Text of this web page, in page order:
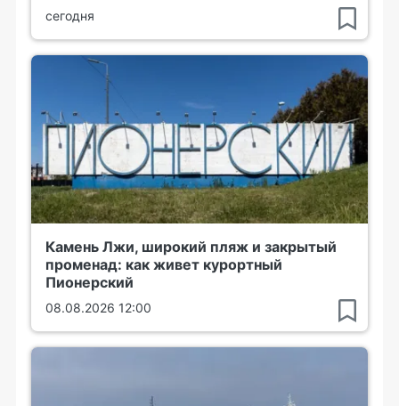
сегодня
Камень Лжи, широкий пляж и закрытый
променад: как живет курортный
Пионерский
08.08.2026 12:00